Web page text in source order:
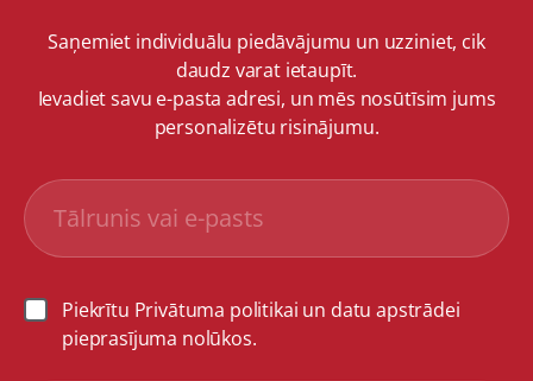
Saņemiet individuālu piedāvājumu un uzziniet, cik
daudz varat ietaupīt.
Ievadiet savu e-pasta adresi, un mēs nosūtīsim jums
personalizētu risinājumu.
Piekrītu Privātuma politikai un datu apstrādei
pieprasījuma nolūkos.